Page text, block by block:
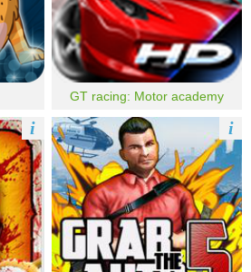
GT racing: Motor academy
i i